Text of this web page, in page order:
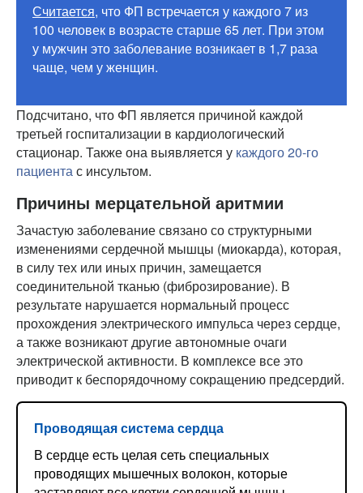
Считается, что ФП встречается у каждого 7 из
100 человек в возрасте старше 65 лет. При этом
у мужчин это заболевание возникает в 1,7 раза
чаще, чем у женщин.
Подсчитано, что ФП является причиной каждой
третьей госпитализации в кардиологический
стационар. Также она выявляется у каждого 20-го
пациентас инсультом.
Причины мерцательной аритмии
Зачастую заболевание связано со структурными
изменениями сердечной мышцы (миокарда), которая,
в силу тех или иных причин, замещается
соединительной тканью (фиброзирование). В
результате нарушается нормальный процесс
прохождения электрического импульса через сердце,
а также возникают другие автономные очаги
электрической активности. В комплексе все это
приводит к беспорядочному сокращению предсердий.
Проводящая система сердца
В сердце есть целая сеть специальных
проводящих мышечных волокон, которые